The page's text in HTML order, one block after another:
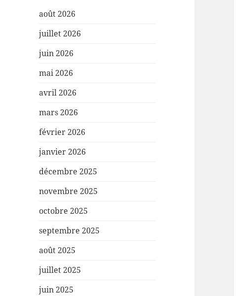
août 2026
juillet 2026
juin 2026
mai 2026
avril 2026
mars 2026
février 2026
janvier 2026
décembre 2025
novembre 2025
octobre 2025
septembre 2025
août 2025
juillet 2025
juin 2025